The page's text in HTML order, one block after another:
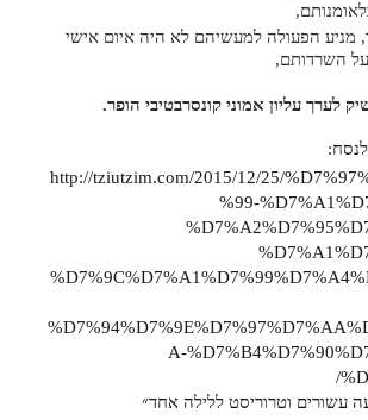
מניע הפעולה למעשיהם לא היה איום אישי
על השרדותם,
לערך עליון אמוני קונסרבטיבי הופר.
http://tziutzim.com/2015/12/25/
%99-
A-
עשורים וטרוריסט ללילה אחד״